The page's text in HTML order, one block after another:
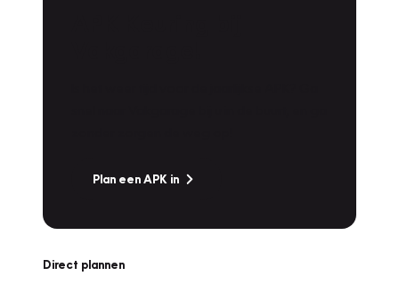
Plan een APK in
Direct plannen